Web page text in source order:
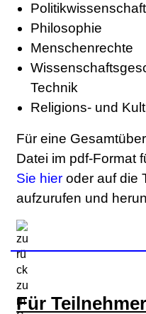
Politikwissenschaft
Philosophie
Menschenrechte
Technik
Religions- und
Für eine
Datei im pdf-Format
Sie hier oder auf die
aufzurufen und
Für